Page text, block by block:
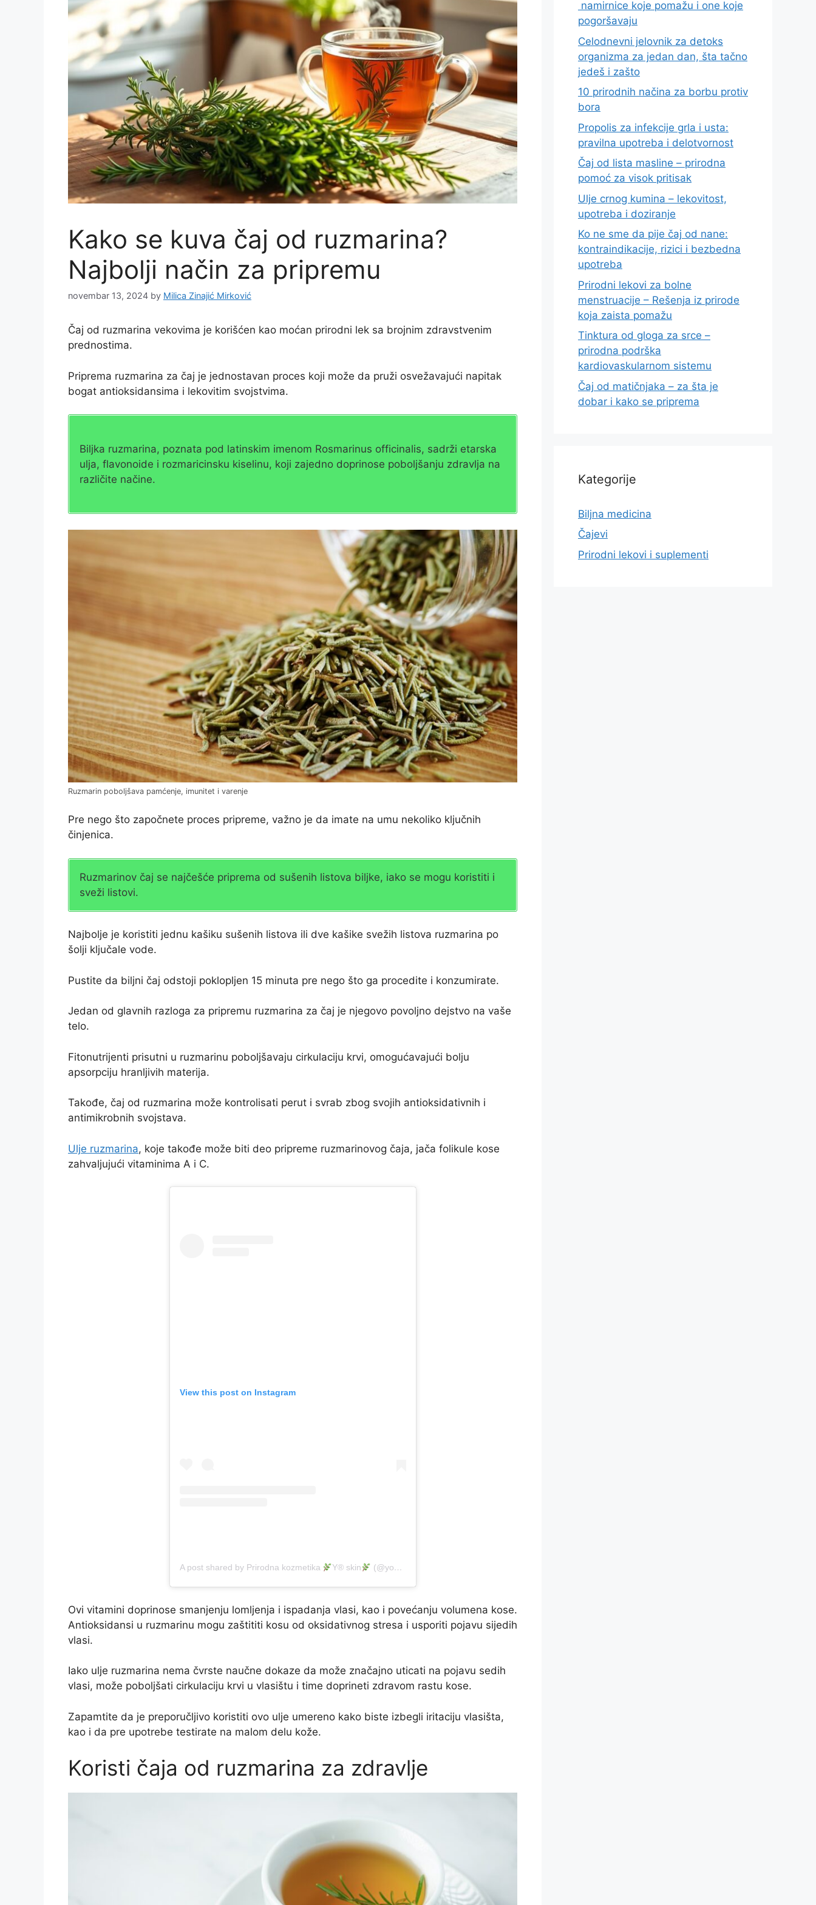
Kako se kuva čaj od ruzmarina?
Najbolji način za pripremu
novembar 13, 2024 by Milica Zinajić Mirković
Čaj od ruzmarina vekovima je korišćen kao moćan prirodni lek sa brojnim zdravstvenim
prednostima.
Priprema ruzmarina za čaj je jednostavan proces koji može da pruži osvežavajući napitak
bogat antioksidansima i lekovitim svojstvima.
Biljka ruzmarina, poznata pod latinskim imenom Rosmarinus officinalis, sadrži etarska
ulja, flavonoide i rozmaricinsku kiselinu, koji zajedno doprinose poboljšanju zdravlja na
različite načine.
Ruzmarin poboljšava pamćenje, imunitet i varenje
Pre nego što započnete proces pripreme, važno je da imate na umu nekoliko ključnih
činjenica.
Ruzmarinov čaj se najčešće priprema od sušenih listova biljke, iako se mogu koristiti i
sveži listovi.
Najbolje je koristiti jednu kašiku sušenih listova ili dve kašike svežih listova ruzmarina po
šolji ključale vode.
Pustite da biljni čaj odstoji poklopljen 15 minuta pre nego što ga procedite i konzumirate.
Jedan od glavnih razloga za pripremu ruzmarina za čaj je njegovo povoljno dejstvo na vaše
telo.
Fitonutrijenti prisutni u ruzmarinu poboljšavaju cirkulaciju krvi, omogućavajući bolju
apsorpciju hranljivih materija.
Takođe, čaj od ruzmarina može kontrolisati perut i svrab zbog svojih antioksidativnih i
antimikrobnih svojstava.
Ulje ruzmarina, koje takođe može biti deo pripreme ruzmarinovog čaja, jača folikule kose
zahvaljujući vitaminima A i C.
View this post on Instagram
A post shared by Prirodna kozmetika Y®️ skin (@yo_originalskin)
Ovi vitamini doprinose smanjenju lomljenja i ispadanja vlasi, kao i povećanju volumena kose.
Antioksidansi u ruzmarinu mogu zaštititi kosu od oksidativnog stresa i usporiti pojavu sijedih
vlasi.
Iako ulje ruzmarina nema čvrste naučne dokaze da može značajno uticati na pojavu sedih
vlasi, može poboljšati cirkulaciju krvi u vlasištu i time doprineti zdravom rastu kose.
Zapamtite da je preporučljivo koristiti ovo ulje umereno kako biste izbegli iritaciju vlasišta,
kao i da pre upotrebe testirate na malom delu kože.
Koristi čaja od ruzmarina za zdravlje
namirnice koje pomažu i one koje
pogoršavaju
Celodnevni jelovnik za detoks
organizma za jedan dan, šta tačno
jedeš i zašto
10 prirodnih načina za borbu protiv
bora
Propolis za infekcije grla i usta:
pravilna upotreba i delotvornost
Čaj od lista masline – prirodna
pomoć za visok pritisak
Ulje crnog kumina – lekovitost,
upotreba i doziranje
Ko ne sme da pije čaj od nane:
kontraindikacije, rizici i bezbedna
upotreba
Prirodni lekovi za bolne
menstruacije – Rešenja iz prirode
koja zaista pomažu
Tinktura od gloga za srce –
prirodna podrška
kardiovaskularnom sistemu
Čaj od matičnjaka – za šta je
dobar i kako se priprema
Kategorije
Biljna medicina
Čajevi
Prirodni lekovi i suplementi